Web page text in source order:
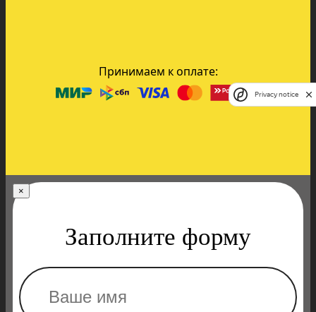
Принимаем к оплате:
×
Заполните форму
Privacy notice